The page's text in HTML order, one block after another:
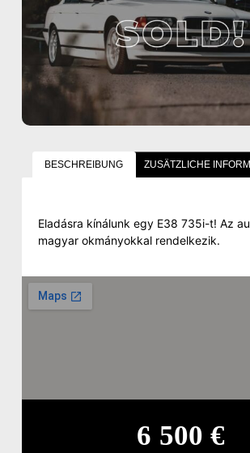
BESCHREIBUNG ZUSÄTZLICHE
Eladásra kínálunk egy E38 735i-t! Az
magyar okmányokkal rendelkezik.
6 500 €